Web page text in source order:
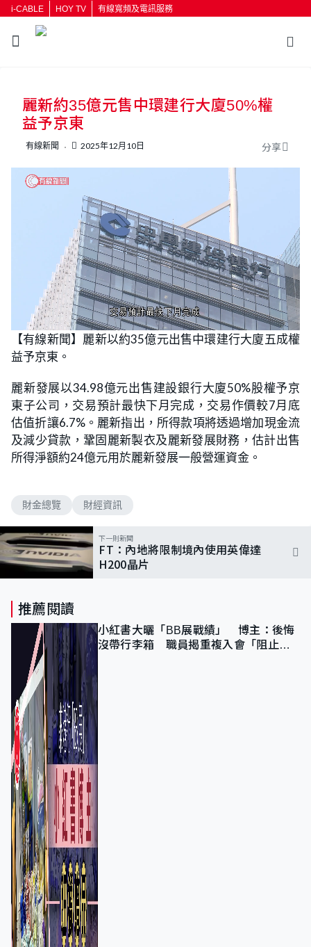
i-CABLE HOY TV 有線寬頻及電訊服務
按輸入鍵開始搜尋
麗新約35億元售中環建行大廈50%權
益予京東
有線新聞 2025年12月10日 分享
U
n
m
t
L
o
a
d
1
.
4
3
%
【有線新聞】麗新以約35億元出售中環建行大廈五成權
益予京東。
麗新發展以34.98億元出售建設銀行大廈50%股權予京
東子公司，交易預計最快下月完成，交易作價較7月底
估值折讓6.7%。麗新指出，所得款項將透過增加現金流
及減少貸款，鞏固麗新製衣及麗新發展財務，估計出售
所得淨額約24億元用於麗新發展一般營運資金。
財金總覽 財經資訊
下一則新聞
FT：內地將限制境內使用英偉達
H200晶片
推薦閱讀
小紅書大曬「BB展戰績」 博主：後悔
沒帶行李箱 職員揭重複入會「阻止唔